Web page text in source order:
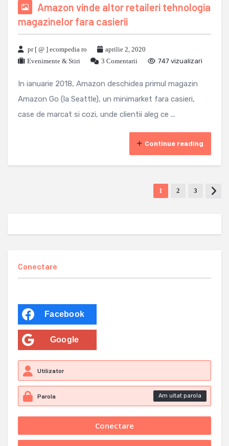
Amazon vinde altor retaileri tehnologia
magazinelor fara casierii
pr [ @ ] ecompedia ro
aprilie 2, 2020
Evenimente & Stiri
3 Comentarii 747 vizualizari
In ianuarie 2018, Amazon deschidea primul magazin
Amazon Go (la Seattle), un minimarket fara casieri,
case de marcat si cozi, unde clientii aleg ce ...
Continue reading
1 2 3
Conectare
Facebook
Google
Am uitat parola